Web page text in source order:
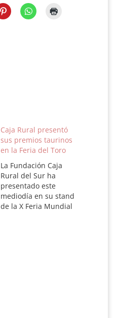
Caja Rural presentó
sus premios taurinos
en la Feria del Toro
La Fundación Caja
Rural del Sur ha
presentado este
mediodía en su stand
de la X Feria Mundial